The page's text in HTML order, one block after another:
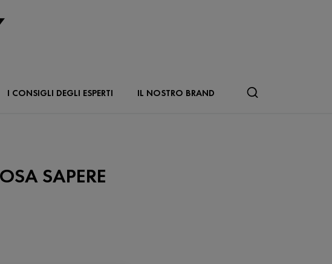
I CONSIGLI DEGLI ESPERTI IL NOSTRO BRAND
SAPERE